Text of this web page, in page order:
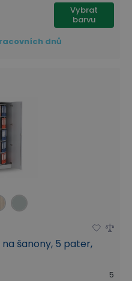
Vybrat
barvu
dnů
šanony, 5 pater,
5